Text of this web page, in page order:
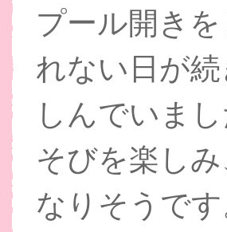
プール開き
れない日が
しんでいま
そびを楽し
なりそうです